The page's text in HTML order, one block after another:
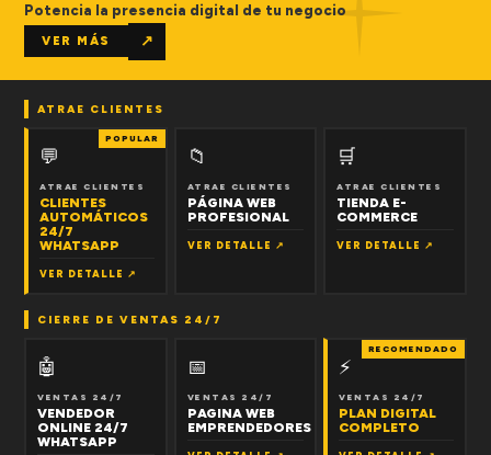
Potencia la presencia digital de tu negocio
VER MÁS ↗
ATRAE CLIENTES
POPULAR
💬
ATRAE CLIENTES
CLIENTES
AUTOMÁTICOS
24/7
WHATSAPP
VER DETALLE ↗
📁
ATRAE CLIENTES
PÁGINA WEB
PROFESIONAL
VER DETALLE ↗
🛒
ATRAE CLIENTES
TIENDA E-
COMMERCE
VER DETALLE ↗
CIERRE DE VENTAS 24/7
🤖
VENTAS 24/7
VENDEDOR
ONLINE 24/7
WHATSAPP
📅
VENTAS 24/7
PAGINA WEB
EMPRENDEDORES
RECOMENDADO
⚡
VENTAS 24/7
PLAN DIGITAL
COMPLETO